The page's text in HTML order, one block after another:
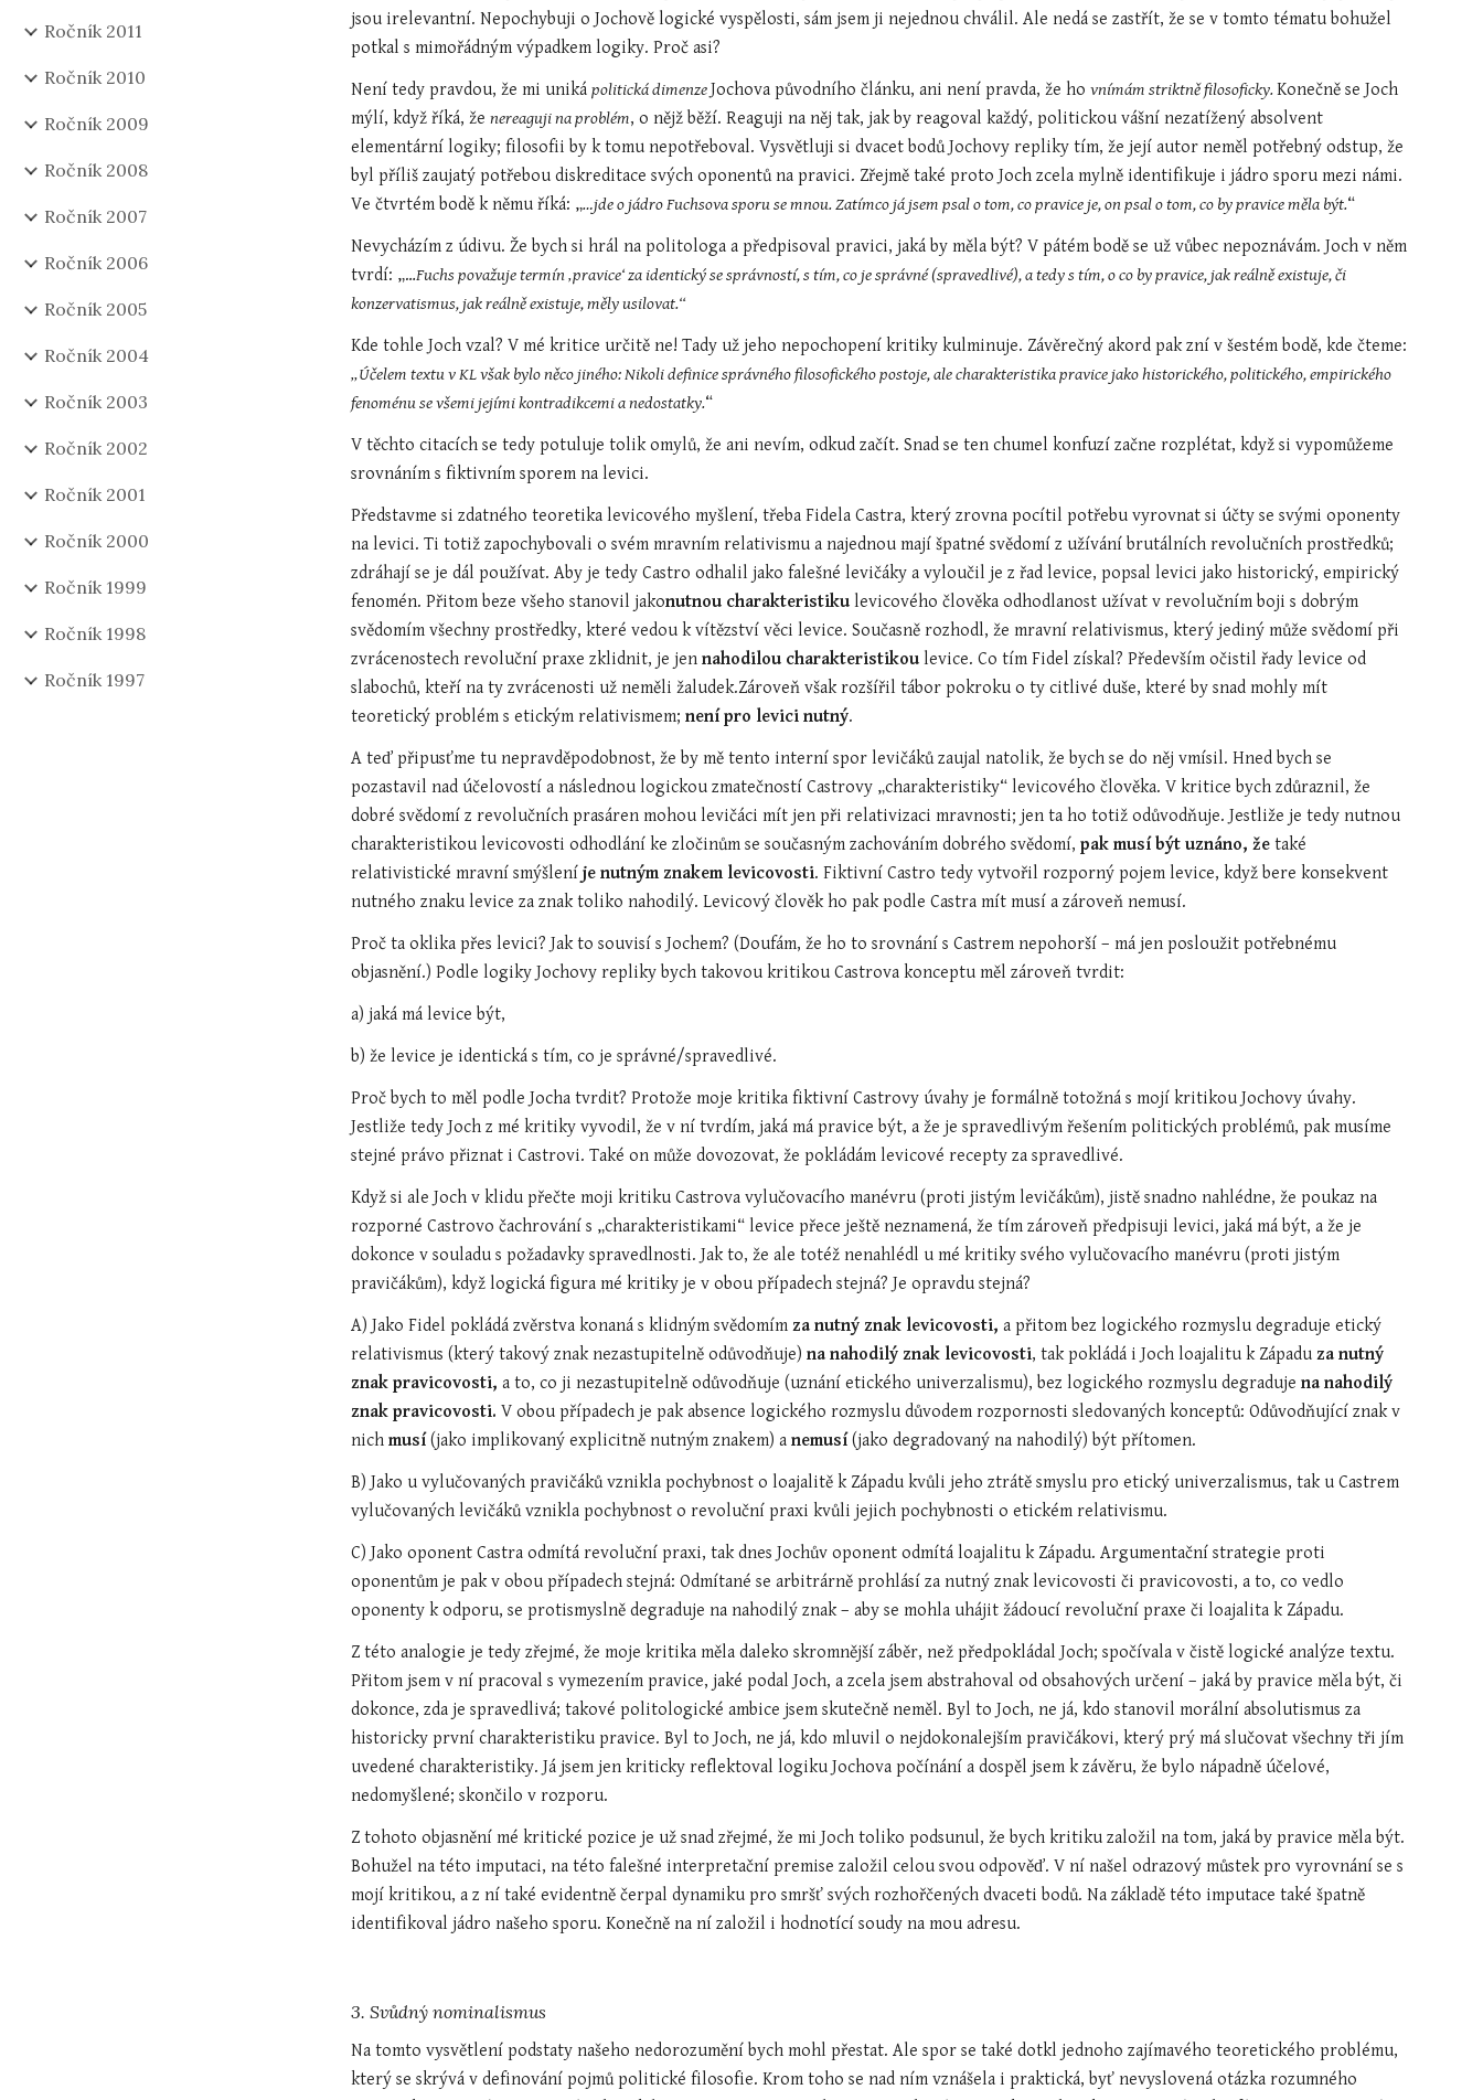
Ročník 2011
Ročník 2010
Ročník 2009
Ročník 2008
Ročník 2007
Ročník 2006
Ročník 2005
Ročník 2004
Ročník 2003
Ročník 2002
Ročník 2001
Ročník 2000
Ročník 1999
Ročník 1998
Ročník 1997
jsou irelevantní. Nepochybuji o Jochově logické vyspělosti, sám jsem ji nejednou chválil. Ale nedá se zastřít, že se v tomto tématu bohužel
potkal s mimořádným výpadkem logiky. Proč asi?
Není tedy pravdou, že mi uniká politická dimenze Jochova původního článku, ani není pravda, že ho vnímám striktně filosoficky. Konečně se Joch
mýlí, když říká, že nereaguji na problém, o nějž běží. Reaguji na něj tak, jak by reagoval každý, politickou vášní nezatížený absolvent
elementární logiky; filosofii by k tomu nepotřeboval. Vysvětluji si dvacet bodů Jochovy repliky tím, že její autor neměl potřebný odstup, že
byl příliš zaujatý potřebou diskreditace svých oponentů na pravici. Zřejmě také proto Joch zcela mylně identifikuje i jádro sporu mezi námi.
Ve čtvrtém bodě k němu říká: „…jde o jádro Fuchsova sporu se mnou. Zatímco já jsem psal o tom, co pravice je, on psal o tom, co by pravice měla být.“
Nevycházím z údivu. Že bych si hrál na politologa a předpisoval pravici, jaká by měla být? V pátém bodě se už vůbec nepoznávám. Joch v něm
tvrdí: „…Fuchs považuje termín ‚pravice‘ za identický se správností, s tím, co je správné (spravedlivé), a tedy s tím, o co by pravice, jak reálně existuje, či
konzervatismus, jak reálně existuje, měly usilovat.“
„Účelem textu v KL však bylo něco jiného: Nikoli definice správného filosofického postoje, ale charakteristika pravice jako historického, politického, empirického
fenoménu se všemi jejími kontradikcemi a nedostatky.“
V těchto citacích se tedy potuluje tolik omylů, že ani nevím, odkud začít. Snad se ten chumel konfuzí začne rozplétat, když si vypomůžeme
srovnáním s fiktivním sporem na levici.
Představme si zdatného teoretika levicového myšlení, třeba Fidela Castra, který zrovna pocítil potřebu vyrovnat si účty se svými oponenty
na levici. Ti totiž zapochybovali o svém mravním relativismu a najednou mají špatné svědomí z užívání brutálních revolučních prostředků;
zdráhají se je dál používat. Aby je tedy Castro odhalil jako falešné levičáky a vyloučil je z řad levice, popsal levici jako historický, empirický
fenomén. Přitom beze všeho stanovil jakonutnou charakteristiku levicového člověka odhodlanost užívat v revolučním boji s dobrým
svědomím všechny prostředky, které vedou k vítězství věci levice. Současně rozhodl, že mravní relativismus, který jediný může svědomí při
zvrácenostech revoluční praxe zklidnit, je jen nahodilou charakteristikou levice. Co tím Fidel získal? Především očistil řady levice od
slabochů, kteří na ty zvrácenosti už neměli žaludek.Zároveň však rozšířil tábor pokroku o ty citlivé duše, které by snad mohly mít
teoretický problém s etickým relativismem; není pro levici nutný.
A teď připusťme tu nepravděpodobnost, že by mě tento interní spor levičáků zaujal natolik, že bych se do něj vmísil. Hned bych se
pozastavil nad účelovostí a následnou logickou zmatečností Castrovy „charakteristiky“ levicového člověka. V kritice bych zdůraznil, že
dobré svědomí z revolučních prasáren mohou levičáci mít jen při relativizaci mravnosti; jen ta ho totiž odůvodňuje. Jestliže je tedy nutnou
charakteristikou levicovosti odhodlání ke zločinům se současným zachováním dobrého svědomí, pak musí být uznáno, že také
relativistické mravní smýšlení je nutným znakem levicovosti. Fiktivní Castro tedy vytvořil rozporný pojem levice, když bere konsekvent
nutného znaku levice za znak toliko nahodilý. Levicový člověk ho pak podle Castra mít musí a zároveň nemusí.
Proč ta oklika přes levici? Jak to souvisí s Jochem? (Doufám, že ho to srovnání s Castrem nepohorší – má jen posloužit potřebnému
objasnění.) Podle logiky Jochovy repliky bych takovou kritikou Castrova konceptu měl zároveň tvrdit:
a) jaká má levice být,
b) že levice je identická s tím, co je správné/spravedlivé.
Proč bych to měl podle Jocha tvrdit? Protože moje kritika fiktivní Castrovy úvahy je formálně totožná s mojí kritikou Jochovy úvahy.
Jestliže tedy Joch z mé kritiky vyvodil, že v ní tvrdím, jaká má pravice být, a že je spravedlivým řešením politických problémů, pak musíme
stejné právo přiznat i Castrovi. Také on může dovozovat, že pokládám levicové recepty za spravedlivé.
Když si ale Joch v klidu přečte moji kritiku Castrova vylučovacího manévru (proti jistým levičákům), jistě snadno nahlédne, že poukaz na
rozporné Castrovo čachrování s „charakteristikami“ levice přece ještě neznamená, že tím zároveň předpisuji levici, jaká má být, a že je
dokonce v souladu s požadavky spravedlnosti. Jak to, že ale totéž nenahlédl u mé kritiky svého vylučovacího manévru (proti jistým
pravičákům), když logická figura mé kritiky je v obou případech stejná? Je opravdu stejná?
A) Jako Fidel pokládá zvěrstva konaná s klidným svědomím za nutný znak levicovosti, a přitom bez logického rozmyslu degraduje etický
relativismus (který takový znak nezastupitelně odůvodňuje) na nahodilý znak levicovosti, tak pokládá i Joch loajalitu k Západu za nutný
znak pravicovosti, a to, co ji nezastupitelně odůvodňuje (uznání etického univerzalismu), bez logického rozmyslu degraduje na nahodilý
znak pravicovosti. V obou případech je pak absence logického rozmyslu důvodem rozpornosti sledovaných konceptů: Odůvodňující znak v
nich musí (jako implikovaný explicitně nutným znakem) a nemusí (jako degradovaný na nahodilý) být přítomen.
B) Jako u vylučovaných pravičáků vznikla pochybnost o loajalitě k Západu kvůli jeho ztrátě smyslu pro etický univerzalismus, tak u Castrem
vylučovaných levičáků vznikla pochybnost o revoluční praxi kvůli jejich pochybnosti o etickém relativismu.
C) Jako oponent Castra odmítá revoluční praxi, tak dnes Jochův oponent odmítá loajalitu k Západu. Argumentační strategie proti
oponentům je pak v obou případech stejná: Odmítané se arbitrárně prohlásí za nutný znak levicovosti či pravicovosti, a to, co vedlo
oponenty k odporu, se protismyslně degraduje na nahodilý znak – aby se mohla uhájit žádoucí revoluční praxe či loajalita k Západu.
Z této analogie je tedy zřejmé, že moje kritika měla daleko skromnější záběr, než předpokládal Joch; spočívala v čistě logické analýze textu.
Přitom jsem v ní pracoval s vymezením pravice, jaké podal Joch, a zcela jsem abstrahoval od obsahových určení – jaká by pravice měla být, či
dokonce, zda je spravedlivá; takové politologické ambice jsem skutečně neměl. Byl to Joch, ne já, kdo stanovil morální absolutismus za
historicky první charakteristiku pravice. Byl to Joch, ne já, kdo mluvil o nejdokonalejším pravičákovi, který prý má slučovat všechny tři jím
uvedené charakteristiky. Já jsem jen kriticky reflektoval logiku Jochova počínání a dospěl jsem k závěru, že bylo nápadně účelové,
nedomyšlené; skončilo v rozporu.
Z tohoto objasnění mé kritické pozice je už snad zřejmé, že mi Joch toliko podsunul, že bych kritiku založil na tom, jaká by pravice měla být.
Bohužel na této imputaci, na této falešné interpretační premise založil celou svou odpověď. V ní našel odrazový můstek pro vyrovnání se s
mojí kritikou, a z ní také evidentně čerpal dynamiku pro smršť svých rozhořčených dvaceti bodů. Na základě této imputace také špatně
identifikoval jádro našeho sporu. Konečně na ní založil i hodnotící soudy na mou adresu.
3. Svůdný nominalismus
Na tomto vysvětlení podstaty našeho nedorozumění bych mohl přestat. Ale spor se také dotkl jednoho zajímavého teoretického problému,
který se skrývá v definování pojmů politické filosofie. Krom toho se nad ním vznášela i praktická, byť nevyslovená otázka rozumného